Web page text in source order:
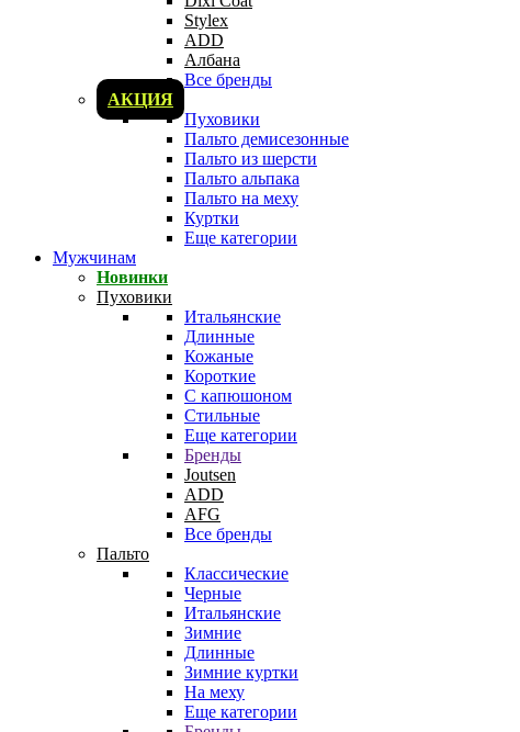
Stylex
ADD
Албана
Все бренды
АКЦИЯ
Пуховики
Пальто демисезонные
Пальто из шерсти
Пальто альпака
Пальто на меху
Куртки
Еще категории
Мужчинам
Новинки
Пуховики
Итальянские
Длинные
Кожаные
Короткие
С капюшоном
Стильные
Еще категории
Бренды
Joutsen
ADD
AFG
Все бренды
Пальто
Классические
Черные
Итальянские
Зимние
Длинные
Зимние куртки
На меху
Еще категории